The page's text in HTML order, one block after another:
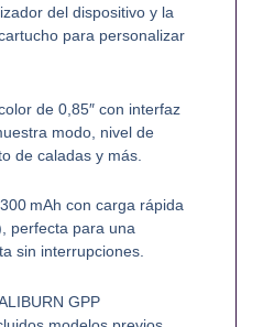
del dispositivo y la
para personalizar
de 0,85″con interfaz
modo, nivel de
de caladas y más.
mAh con carga rápida
perfecta para una
sin interrupciones.
GPP